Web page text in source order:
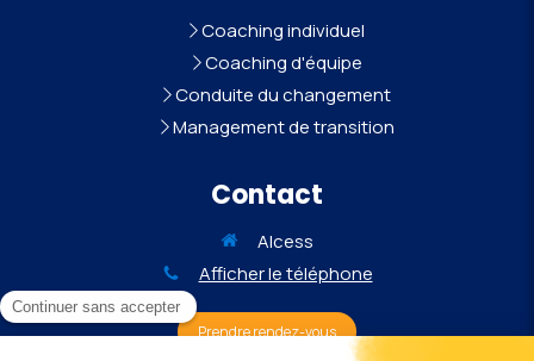
Coaching individuel
Coaching d'équipe
Conduite du changement
Management de transition
Contact
Alcess
Afficher le téléphone
Prendre rendez-vous